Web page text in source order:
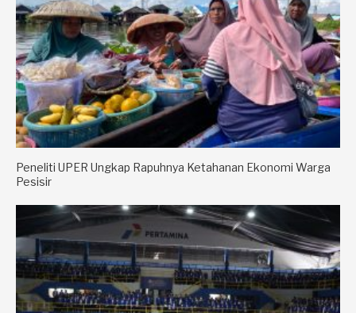
Peneliti UPER Ungkap Rapuhnya Ketahanan Ekonomi Warga
Pesisir